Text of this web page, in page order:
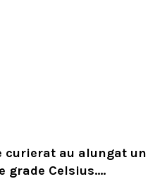
curierat au alungat un
grade Celsius.